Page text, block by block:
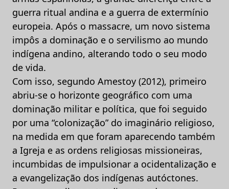
guerra ritual andina e a guerra de extermínio
europeia. Após o massacre, um novo sistema
impôs a dominação e o servilismo ao mundo
indígena andino, alterando todo o seu modo
de vida.
Com isso, segundo Amestoy (2012), primeiro
abriu-se o horizonte geográfico com uma
dominação militar e política, que foi seguido
por uma “colonização” do imaginário religioso,
na medida em que foram aparecendo também
a Igreja e as ordens religiosas missioneiras,
incumbidas de impulsionar a ocidentalização e
a evangelização dos indígenas autóctones.